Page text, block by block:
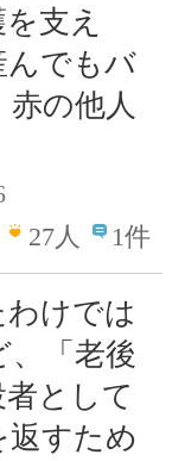
支え
んでもバ
の他人
27人 1件
けでは
「老後
として
返すため